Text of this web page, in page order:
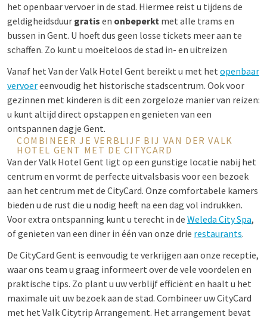
het openbaar vervoer in de stad. Hiermee reist u tijdens de
geldigheidsduur gratis en onbeperkt met alle trams en
bussen in Gent. U hoeft dus geen losse tickets meer aan te
schaffen. Zo kunt u moeiteloos de stad in- en uitreizen
Vanaf het Van der Valk Hotel Gent bereikt u met het openbaar
vervoereenvoudig het historische stadscentrum. Ook voor
gezinnen met kinderen is dit een zorgeloze manier van reizen:
u kunt altijd direct opstappen en genieten van een
ontspannen dagje Gent.
COMBINEER JE VERBLIJF BIJ VAN DER VALK
HOTEL GENT MET DE CITYCARD
Van der Valk Hotel Gent ligt op een gunstige locatie nabij het
centrum en vormt de perfecte uitvalsbasis voor een bezoek
aan het centrum met de CityCard. Onze comfortabele kamers
bieden u de rust die u nodig heeft na een dag vol indrukken.
Voor extra ontspanning kunt u terecht in de Weleda City Spa,
of genieten van een diner in één van onze drie restaurants.
De CityCard Gent is eenvoudig te verkrijgen aan onze receptie,
waar ons team u graag informeert over de vele voordelen en
praktische tips. Zo plant u uw verblijf efficiënt en haalt u het
maximale uit uw bezoek aan de stad. Combineer uw CityCard
met het Valk Citytrip Arrangement. Het arrangement bevat